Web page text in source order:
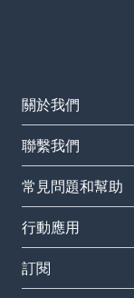
關於我們
聯繫我們
常見問題和幫助
行動應用
訂閱